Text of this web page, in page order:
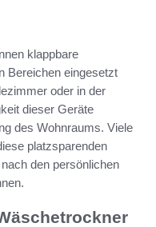
klappbare
Bereichen eingesetzt
oder in der
dieser Geräte
des Wohnraums. Viele
platzsparenden
den persönlichen